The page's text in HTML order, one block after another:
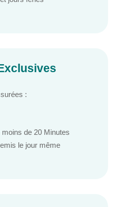
:
de 20 Minutes
le jour même